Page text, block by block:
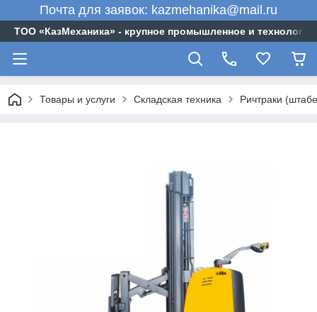
Почта для заявок: kazmehanika@mail.ru
ТОО «‎КазМеханика» - крупное промышленное и
Товары и услуги Складская техника Ричтраки